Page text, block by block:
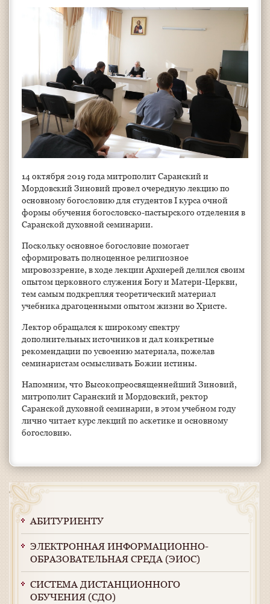
14 октября 2019 года митрополит Саранский и
Мордовский Зиновий провел очередную лекцию по
основному богословию для студентов I курса очной
формы обучения богословско-пастырского отделения в
Саранской духовной семинарии.
Поскольку основное богословие помогает
сформировать полноценное религиозное
мировоззрение, в ходе лекции Архиерей делился своим
опытом церковного служения Богу и Матери-Церкви,
тем самым подкрепляя теоретический материал
учебника драгоценными опытом жизни во Христе.
Лектор обращался к широкому спектру
дополнительных источников и дал конкретные
рекомендации по усвоению материала, пожелав
семинаристам осмысливать Божии истины.
Напомним, что Высокопреосвященнейший Зиновий,
митрополит Саранский и Мордовский, ректор
Саранской духовной семинарии, в этом учебном году
лично читает курс лекций по аскетике и основному
богословию.
АБИТУРИЕНТУ
ЭЛЕКТРОННАЯ ИНФОРМАЦИОННО-
ОБРАЗОВАТЕЛЬНАЯ СРЕДА (ЭИОС)
СИСТЕМА ДИСТАНЦИОННОГО
ОБУЧЕНИЯ (СДО)